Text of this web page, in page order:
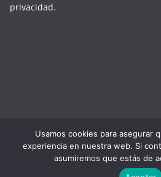
privacidad.
Copyright © 2026LA VIEJA
reservados.
por ThemeGrill.
Usamos cookies para asegurar
experiencia en nuestra web. Si
asumiremos que estás de